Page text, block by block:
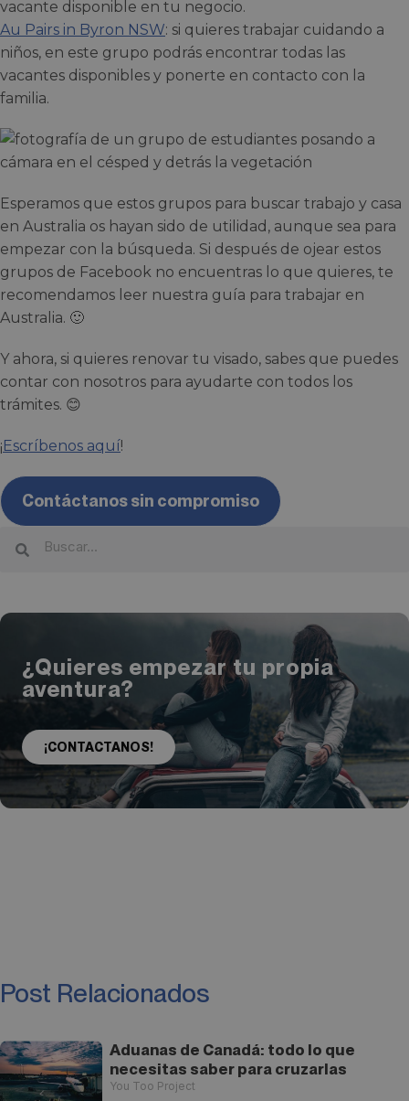
vacante disponible en tu negocio.
Au Pairs in Byron NSW: si quieres trabajar cuidando a
niños, en este grupo podrás encontrar todas las
vacantes disponibles y ponerte en contacto con la
familia.
Esperamos que estos grupos para buscar trabajo y casa
en Australia os hayan sido de utilidad, aunque sea para
empezar con la búsqueda. Si después de ojear estos
grupos de Facebook no encuentras lo que quieres, te
recomendamos leer nuestra guía para trabajar en
Australia. 🙂
Y ahora, si quieres renovar tu visado, sabes que puedes
contar con nosotros para ayudarte con todos los
trámites. 😊
¡Escríbenos aquí!
Contáctanos sin compromiso
¿Quieres empezar tu propia
aventura?
¡CONTACTANOS!
Post Relacionados
Aduanas de Canadá: todo lo que
necesitas saber para cruzarlas
You Too Project